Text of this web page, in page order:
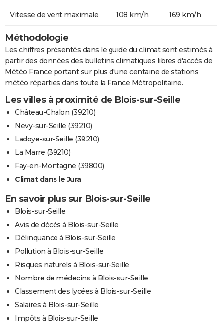
Vitesse de vent maximale 108 km/h 169 km/h
Méthodologie
Les chiffres présentés dans le guide du climat sont estimés à
partir des données des bulletins climatiques libres d'accès de
Météo France portant sur plus d'une centaine de stations
météo réparties dans toute la France Métropolitaine.
Les villes à proximité de Blois-sur-Seille
Château-Chalon (39210)
Nevy-sur-Seille (39210)
Ladoye-sur-Seille (39210)
La Marre (39210)
Fay-en-Montagne (39800)
Climat dans le Jura
En savoir plus sur Blois-sur-Seille
Blois-sur-Seille
Avis de décès à Blois-sur-Seille
Délinquance à Blois-sur-Seille
Pollution à Blois-sur-Seille
Risques naturels à Blois-sur-Seille
Nombre de médecins à Blois-sur-Seille
Classement des lycées à Blois-sur-Seille
Salaires à Blois-sur-Seille
Impôts à Blois-sur-Seille